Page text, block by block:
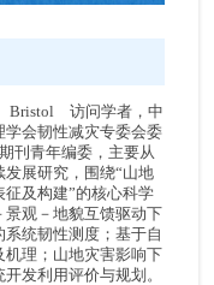
Bristol 访问学者，中
学会韧性减灾专委会委
刊青年编委，主要从
展研究，围绕“山地
及构建”的核心科学
景观－地貌互馈驱动下
统韧性测度；基于自
机理；山地灾害影响下
发利用评价与规划。